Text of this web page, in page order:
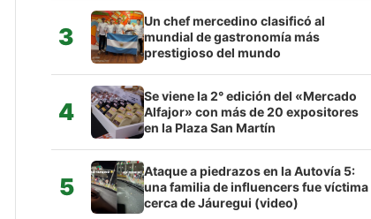
3
Un chef mercedino clasificó al
mundial de gastronomía más
prestigioso del mundo
4
Se viene la 2° edición del «Mercado
Alfajor» con más de 20 expositores
en la Plaza San Martín
5
Ataque a piedrazos en la Autovía 5:
una familia de influencers fue víctima
cerca de Jáuregui (video)